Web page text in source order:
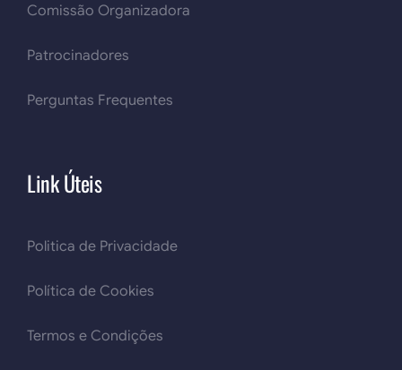
Comissão Organizadora
Patrocinadores
Perguntas Frequentes
Link Úteis
Politica de Privacidade
Política de Cookies
Termos e Condições